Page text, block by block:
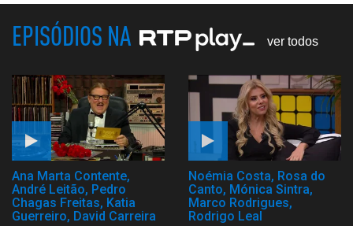
EPISÓDIOS NA ver todos
Ana Marta Contente,
André Leitão, Pedro
Chagas Freitas, Katia
Guerreiro, David Carreira
Noémia Costa, Rosa do
Canto, Mónica Sintra,
Marco Rodrigues,
Rodrigo Leal